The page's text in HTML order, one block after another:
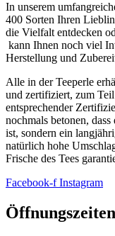
In unserem
400 Sorten Ihren
die Vielfalt entdecken
kann Ihnen noch viel
Herstellung und
Alle in der Teeperle
und zertifiziert, zum
entsprechender
nochmals betonen,
ist, sondern ein
natürlich hohe
Frische des Tees
Facebook-f Instagram